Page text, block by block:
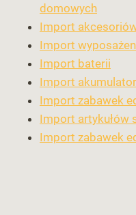
domowych
Import
Import
Import baterii
Import
Import zabawek
Import artykułów
Import zabawek